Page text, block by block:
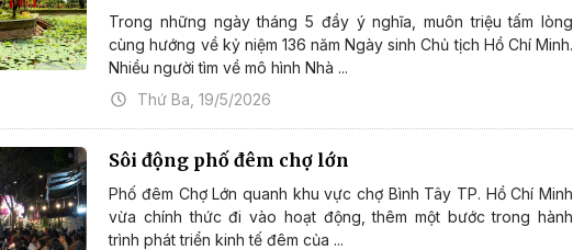
Trong những ngày tháng 5 đầy ý nghĩa, muôn triệu tấm lòng
cùng hướng về kỷ niệm 136 năm Ngày sinh Chủ tịch Hồ Chí Minh.
Nhiều người tìm về mô hình Nhà ...
Thứ Ba, 19/5/2026
Sôi động phố đêm chợ lớn
Phố đêm Chợ Lớn quanh khu vực chợ Bình Tây TP. Hồ Chí Minh
vừa chính thức đi vào hoạt động, thêm một bước trong hành
trình phát triển kinh tế đêm của ...